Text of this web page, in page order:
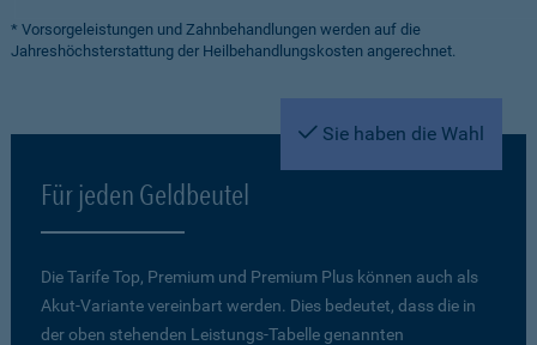
* Vorsorgeleistungen und Zahnbehandlungen werden auf die
Jahreshöchsterstattung der Heilbehandlungskosten angerechnet.
Sie haben die Wahl
Für jeden Geldbeutel
Die Tarife Top, Premium und Premium Plus können auch als
Akut-Variante vereinbart werden. Dies bedeutet, dass die in
der oben stehenden Leistungs-Tabelle genannten